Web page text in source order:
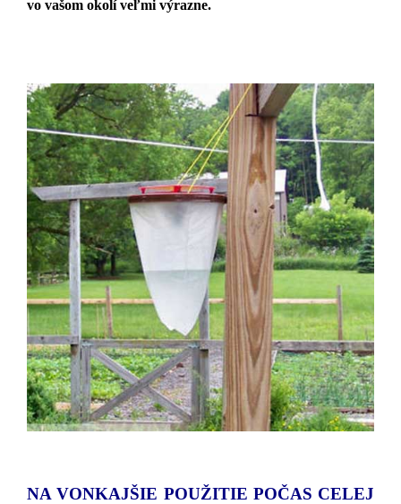
vo vašom okolí veľmi výrazne.
NA VONKAJŠIE POUŽITIE POČAS CELEJ